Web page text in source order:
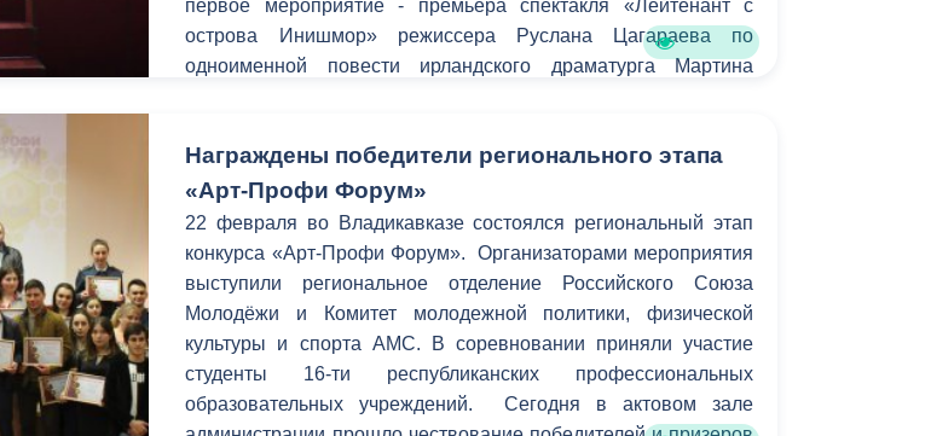
первое мероприятие - премьера спектакля «Лейтенант с
острова Инишмор» режиссера Руслана Цагараева по
одноименной повести ирландского драматурга Мартина
Награждены победители регионального этапа
«Арт-Профи Форум»
22 февраля во Владикавказе состоялся региональный этап
конкурса «Арт-Профи Форум». Организаторами мероприятия
выступили региональное отделение Российского Союза
Молодёжи и Комитет молодежной политики, физической
культуры и спорта АМС. В соревновании приняли участие
студенты 16-ти республиканских профессиональных
образовательных учреждений. Сегодня в актовом зале